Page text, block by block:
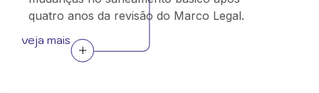
quatro anos da revisão do Marco Legal.
veja mais